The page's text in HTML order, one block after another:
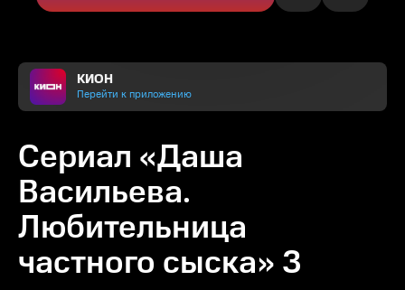
КИОН
Перейти к приложению
Сериал «Даша
Васильева.
Любительница
частного сыска» 3